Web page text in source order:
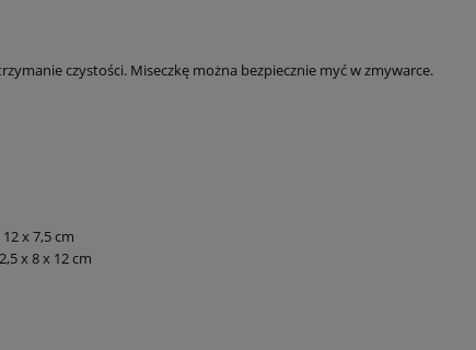
czystości. Miseczkę można bezpiecznie myć w zmywarce.
x 7,5 cm
x 8 x 12 cm